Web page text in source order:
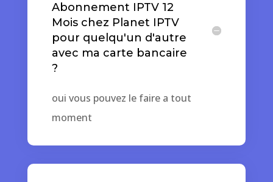
Abonnement IPTV 12
Mois chez Planet IPTV
pour quelqu'un d'autre
avec ma carte bancaire
?
oui vous pouvez le faire a tout
moment